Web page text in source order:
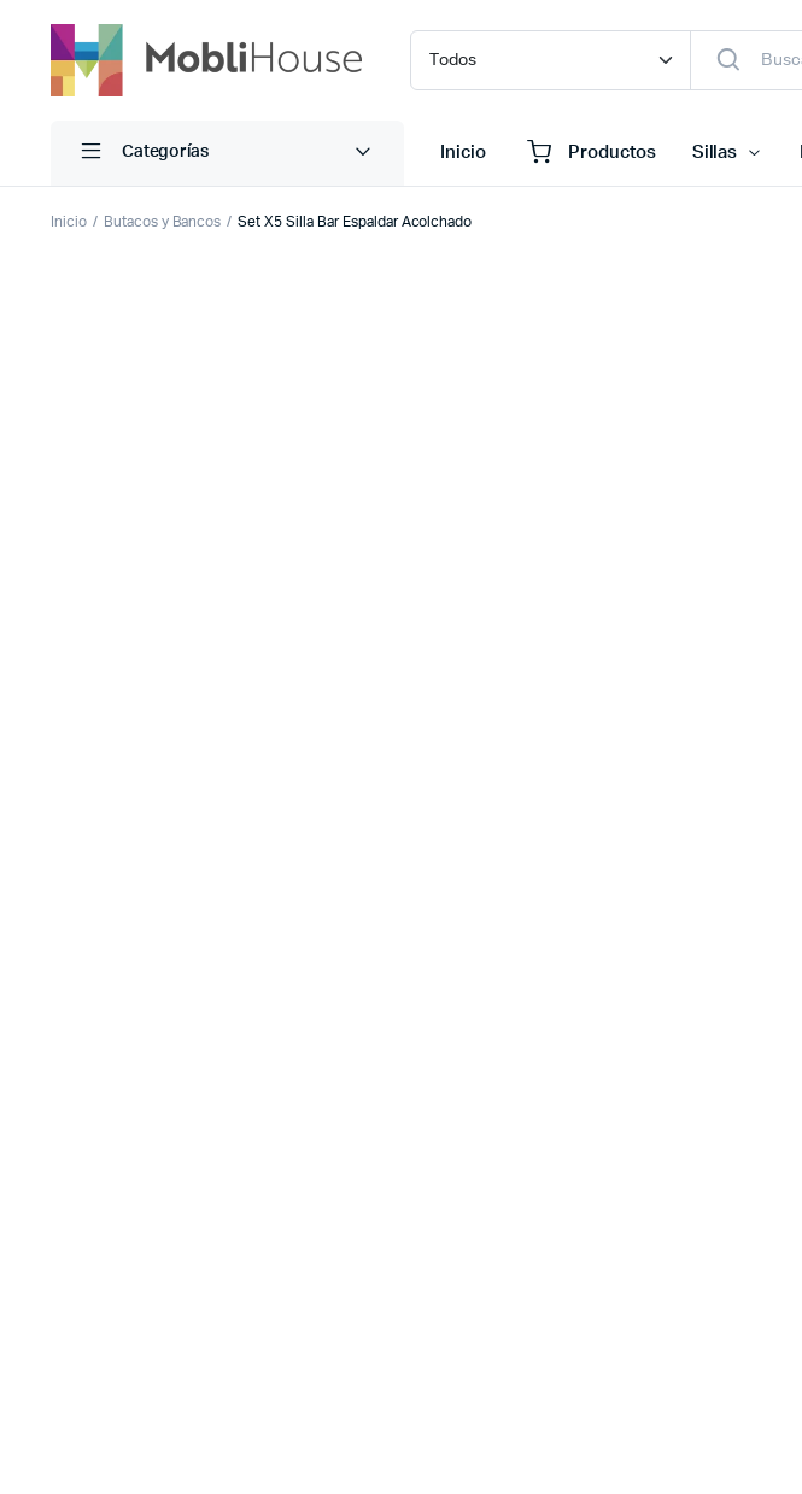
Categorías Inicio Productos Sillas
Inicio Butacos y Bancos Set X5 Silla Bar Espaldar Acolchado